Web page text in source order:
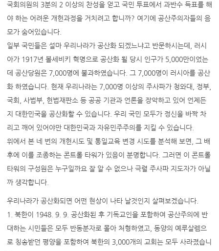
국회의원의 3분의 2 이상의 찬성을 얻고 국민 투표에서 과반수 득표를 해
야 하는 어려운 개헌과정을 거치려고 합니까? 여기에 공산주의자들의 음
모가 숨어있습니다.
일부 국민들은 설마 우리나라가 공산화 되겠느냐고 반문하시는데, 러시
아가 1917년 볼세비키 혁명으로 공산화 될 당시 인구가 5,000만이었는
데 공산당원은 7,000명에 불과하였습니다. 그 7,000명이 러시아를 공산
화 하였습니다. 현재 우리나라는 7,000명 이상의 주사파가 청와대, 정부,
국회, 사법부, 헌법재판소 등 공공 기관과 언론을 장악하고 있어 언제든
지 대한민국을 공산화할 수 있습니다. 우리 국민 모두가 정신을 바짝 차
리고 깨어 있어야만 대한민국과 자유민주주의를 지킬 수 있습니다.
위에서 본 네 번의 개헌시도 및 통일교육 변경 시도를 분석해 보면, 그 배
후에 이를 조종하는 콘트롤 타워가 있음이 분명합니다. 그러면 이 콘트롤
타워의 구성원은 누구일까요 잘 알 수 없으나 극렬 주사파 지도자가 아닐
까 생각합니다.
우리나라가 공산화되면 어떤 현상이 나타 날것인지 살펴보겠습니다.
1. 북한이 1948. 9. 9. 공산화된 후 기독교인을 포함하여 공산주의에 반
대하는 시민들은 모두 반동분자로 몰아 처형하였고, 동양의 예루살렘으
로 칭송받던 평양을 포함하여 북한의 3,000개의 교회는 모두 사라졌습니